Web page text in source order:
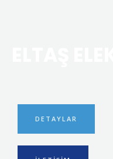
DETAYLAR